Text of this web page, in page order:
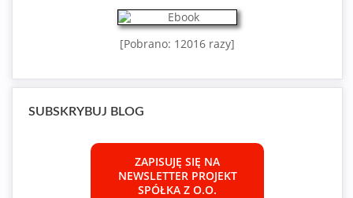
[Pobrano: 12016 razy]
SUBSKRYBUJ BLOG
ZAPISUJĘ SIĘ NA
NEWSLETTER PROJEKT
SPÓŁKA Z O.O.